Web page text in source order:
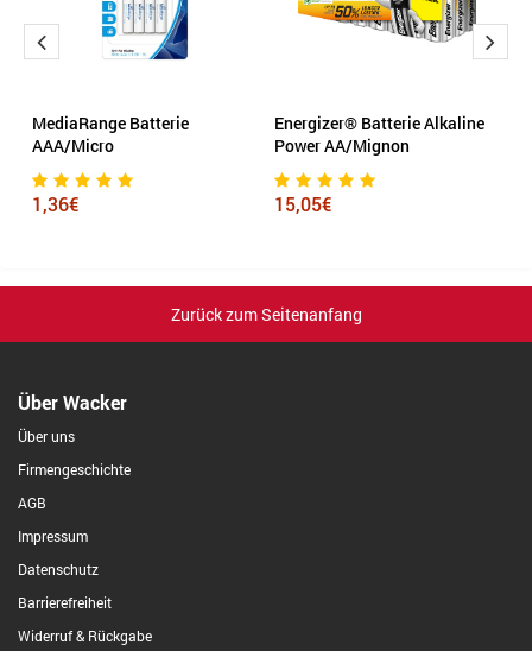
MediaRange Batterie
AAA/Micro
1,36€
Energizer® Batterie Alkaline
Power AA/Mignon
15,05€
Zurück zum Seitenanfang
Über Wacker
Über uns
Firmengeschichte
AGB
Impressum
Datenschutz
Barrierefreiheit
Widerruf & Rückgabe